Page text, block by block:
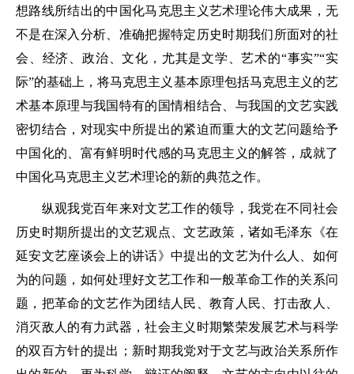
想路线所结出的中国化马克思主义艺术理论伟大成果，无
不是在深入分析、准确把握特定历史时期我们所面对的社
会、经济、政治、文化，尤其是文学、艺术的“事实”“实
际”的基础上，将马克思主义基本原理包括马克思主义的艺
术基本原理与我国特有的国情相结合、与我国的文艺实践
密切结合，对现实中所提出的紧迫而重大的文艺问题给予
中国化的、富有鲜明时代感的马克思主义的解答，成就了
中国化马克思主义艺术理论的新的典范之作。
纵观我党百年来对文艺工作的领导，我党在不同社会
历史时期所提出的文艺观点、文艺政策，诸如毛泽东《在
延安文艺座谈会上的讲话》中提出的文艺为什么人、如何
为的问题，如何处理好文艺工作和一般革命工作的关系问
题，把革命的文艺作为团结人民、教育人民、打击敌人、
消灭敌人的有力武器，社会主义时期繁荣发展艺术与科学
的双百方针的提出；新时期我党对于文艺与政治关系所作